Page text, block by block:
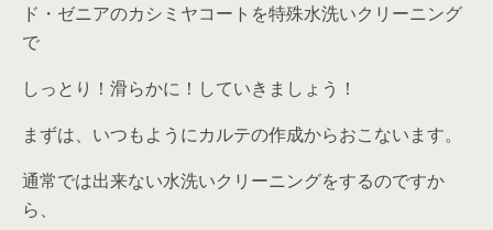
ド・ゼニアのカシミヤコートを特殊水洗いクリーニング
で
しっとり！滑らかに！していきましょう！
まずは、いつもようにカルテの作成からおこないます。
通常では出来ない水洗いクリーニングをするのですか
ら、